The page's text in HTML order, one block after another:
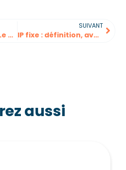
La Carte SIM Data Le guide complet
SUIVANT
IP fixe : définition, avantages et usages pour la 4G/5G, IoT et M2M
aussi